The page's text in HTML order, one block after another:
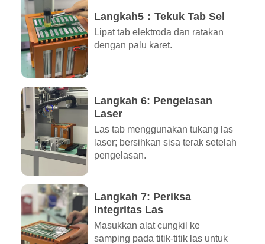
Langkah5：Tekuk Tab Sel
Lipat tab elektroda dan ratakan
dengan palu karet.
Langkah 6: Pengelasan
Laser
Las tab menggunakan tukang las
laser; bersihkan sisa terak setelah
pengelasan.
Langkah 7: Periksa
Integritas Las
Masukkan alat cungkil ke
samping pada titik-titik las untuk